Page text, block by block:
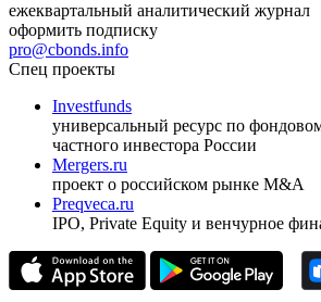
ежеквартальный аналитический журнал
оформить подписку
pro@cbonds.info
Спец проекты
Investfunds
универсальный ресурс по
частного инвестора России
Mergers.ru
проект о российском рынке M&A
Preqveca.ru
IPO, Private Equity и венчурное